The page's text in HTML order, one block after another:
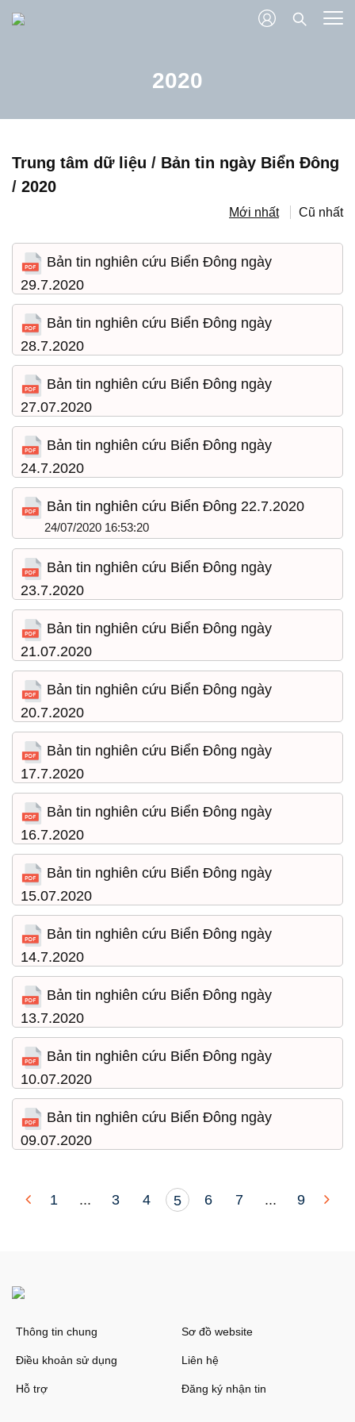
2020
Trung tâm dữ liệu / Bản tin ngày Biển Đông
/ 2020
Mới nhất Cũ nhất
Bản tin nghiên cứu Biển Đông ngày
29.7.2020
30/07/2020 09:38:26
Bản tin nghiên cứu Biển Đông ngày
28.7.2020
29/07/2020 15:10:07
Bản tin nghiên cứu Biển Đông ngày
27.07.2020
28/07/2020 12:15:11
Bản tin nghiên cứu Biển Đông ngày
24.7.2020
27/07/2020 13:13:27
Bản tin nghiên cứu Biển Đông 22.7.2020
24/07/2020 16:53:20
Bản tin nghiên cứu Biển Đông ngày
23.7.2020
24/07/2020 16:32:15
Bản tin nghiên cứu Biển Đông ngày
21.07.2020
22/07/2020 14:30:18
Bản tin nghiên cứu Biển Đông ngày
20.7.2020
21/07/2020 11:27:57
Bản tin nghiên cứu Biển Đông ngày
17.7.2020
20/07/2020 13:49:36
Bản tin nghiên cứu Biển Đông ngày
16.7.2020
18/07/2020 12:40:48
Bản tin nghiên cứu Biển Đông ngày
15.07.2020
16/07/2020 20:42:09
Bản tin nghiên cứu Biển Đông ngày
14.7.2020
16/07/2020 07:32:19
Bản tin nghiên cứu Biển Đông ngày
13.7.2020
16/07/2020 07:31:38
Bản tin nghiên cứu Biển Đông ngày
10.07.2020
13/07/2020 20:27:33
Bản tin nghiên cứu Biển Đông ngày
09.07.2020
1 ... 3 4 5 6 7 ... 9
Thông tin chung Sơ đồ website
Điều khoản sử dụng Liên hệ
Hỗ trợ Đăng ký nhận tin